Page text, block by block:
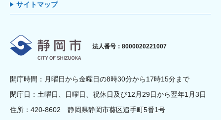
サイトマップ
静岡市
法人番号：8000020221007
開庁時間：月曜日から金曜日の8時30分から17時15分まで
閉庁日：土曜日、日曜日、祝休日及び12月29日から翌年1月3日
住所：420-8602 静岡県静岡市葵区追手町5番1号